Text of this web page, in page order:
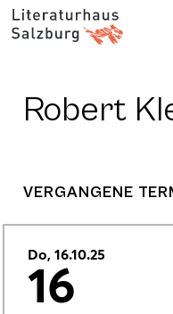
Robert
VERGANGENE
Do, 16.10.25
16